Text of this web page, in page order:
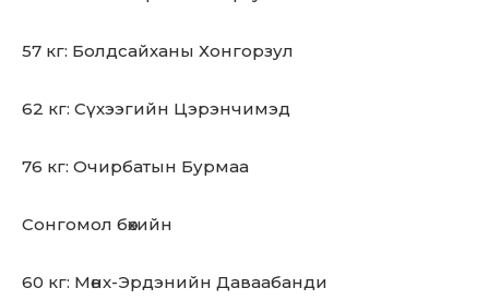
57 кг: Болдсайханы Хонгорзул
62 кг: Сүхээгийн Цэрэнчимэд
76 кг: Очирбатын Бурмаа
Сонгомол бөхийн
60 кг: Мөнх-Эрдэнийн Даваабанди